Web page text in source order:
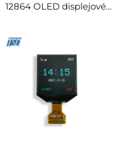
12864 OLED displejové
displejové moduly